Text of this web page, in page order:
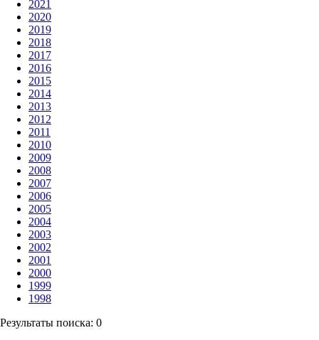
2021
2020
2019
2018
2017
2016
2015
2014
2013
2012
2011
2010
2009
2008
2007
2006
2005
2004
2003
2002
2001
2000
1999
1998
Результаты поиска: 0